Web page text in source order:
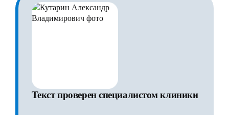
Текст проверен специалистом клиники